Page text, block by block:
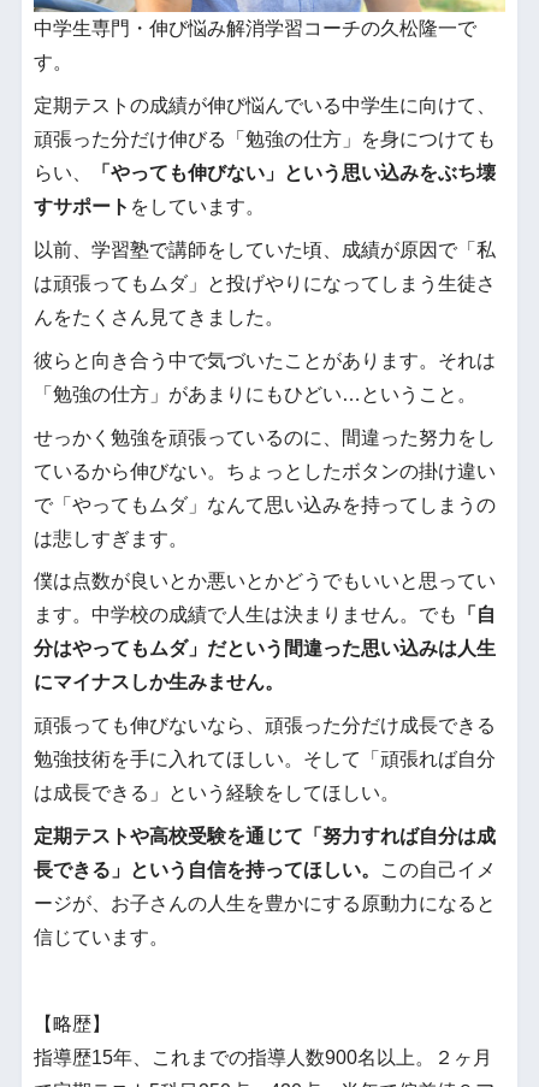
中学生専門・伸び悩み解消学習コーチの久松隆一で
す。
定期テストの成績が伸び悩んでいる中学生に向けて、
頑張った分だけ伸びる「勉強の仕方」を身につけても
らい、
「やっても伸びない」という思い込みをぶち壊
すサポート をしています。
以前、学習塾で講師をしていた頃、成績が原因で「私
は頑張ってもムダ」と投げやりになってしまう生徒さ
んをたくさん見てきました。
彼らと向き合う中で気づいたことがあります。それは
「勉強の仕方」があまりにもひどい…ということ。
せっかく勉強を頑張っているのに、間違った努力をし
ているから伸びない。ちょっとしたボタンの掛け違い
で「やってもムダ」なんて思い込みを持ってしまうの
は悲しすぎます。
僕は点数が良いとか悪いとかどうでもいいと思ってい
ます。中学校の成績で人生は決まりません。でも
「自
分はやってもムダ」だという間違った思い込みは人生
にマイナスしか生みません。
頑張っても伸びないなら、頑張った分だけ成長できる
勉強技術を手に入れてほしい。そして「頑張れば自分
は成長できる」という経験をしてほしい。
定期テストや高校受験を通じて「努力すれば自分は成
長できる」という自信を持ってほしい。
この自己イメ
ージが、お子さんの人生を豊かにする原動力になると
信じています。
【略歴】
指導歴15年、これまでの指導人数900名以上。２ヶ月